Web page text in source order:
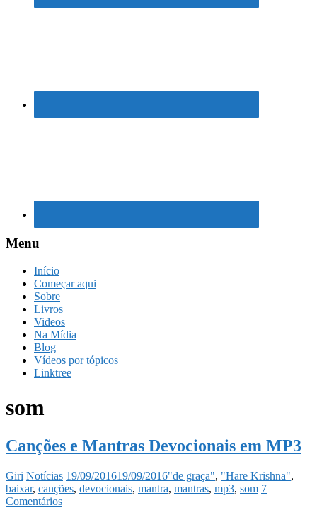
Menu
Início
Começar aqui
Sobre
Livros
Videos
Na Mídia
Blog
Vídeos por tópicos
Linktree
som
Canções e Mantras Devocionais em MP3
Giri Notícias 19/09/201619/09/2016"de graça", "Hare Krishna",
baixar, canções, devocionais, mantra, mantras, mp3, som 7
Comentários